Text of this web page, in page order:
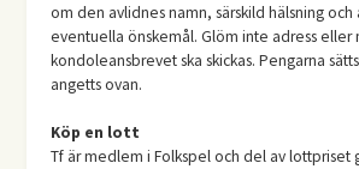
om den avlidnes namn, särskild hälsning och
eventuella önskemål. Glöm inte adress eller
kondoleansbrevet ska skickas. Pengarna
angetts ovan.
Köp en lott
Tf är medlem i Folkspel och del av lottpriset